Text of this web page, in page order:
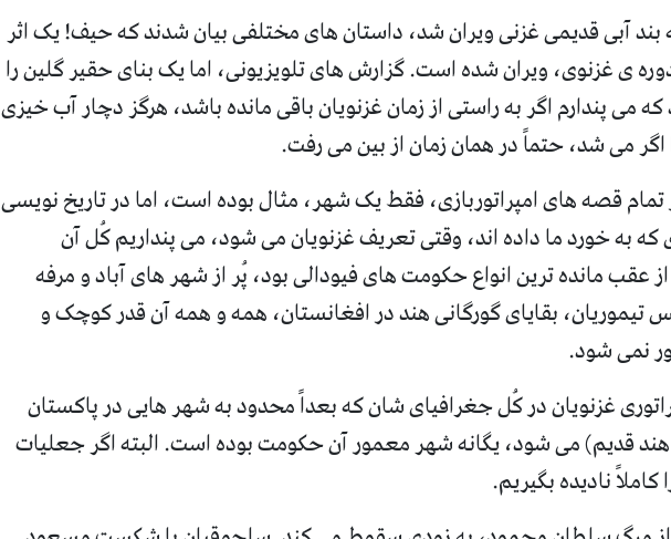
آبی قدیمی غزنی ویران شد، داستان های مختلفی بیان شدند که حیف!یک اثر
ی غزنوی، ویران شده است.گزارش های تلویزیونی، اما یک بنای حقیر گلین را
می پندارم اگر به راستی از زمان غزنویان باقی مانده باشد، هرگز دچار آب خیزی
می شد، حتماً در همان زمان از بین می رفت.
قصه های امپراتوربازی، فقط یک شهر، مثال بوده است، اما در تاریخ نویسی
که به خورد ما داده اند، وقتی تعریف غزنویان می شود، می پنداریم کُل آن
عقب مانده ترین انواع حکومت های فیودالی بود، پُر از شهر های آباد و مرفه
تیموریان، بقایای گورگانی هند در افغانستان، همه و همه آن قدر کوچک و
نمی شود.
غزنویان در کُل جغرافیای شان که بعداً محدود به شهر هایی در پاکستان
قدیم)می شود، یگانه شهر معمور آن حکومت بوده است.البته اگر جعلیات
نادیده بگیریم.